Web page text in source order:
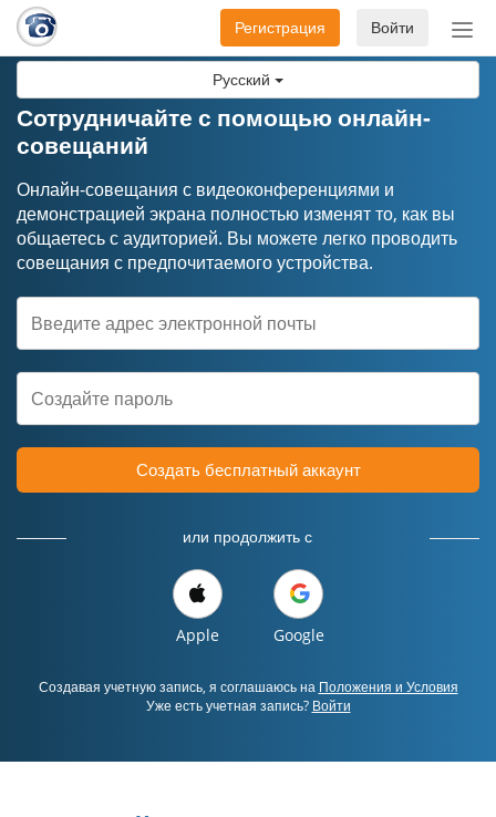
Русский
Войти
Регистрация
Сотрудничайте с помощью онлайн-
совещаний
Онлайн-совещания с видеоконференциями и
демонстрацией экрана полностью изменят то, как вы
общаетесь с аудиторией. Вы можете легко проводить
совещания с предпочитаемого устройства.
Создать бесплатный аккаунт
или продолжить с
Apple Google
Создавая учетную запись, я соглашаюсь на Положения и Условия
Уже есть учетная запись? Войти